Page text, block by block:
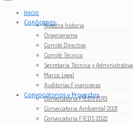
Inicio
ConócenosNuestra historia
Organigrama
Comité Directivo
Comité Técnico
Secretaría Técnica y Administrativa
Marco Legal
Auditorías Financieras
Convocatorias y Proyectos
Convocatoria FIEDS 2019
Convocatoria Ambiental 2021
Convocatoria FIEDS 2022